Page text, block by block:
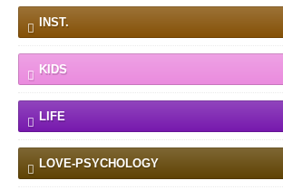
INST.
KIDS
LIFE
LOVE-PSYCHOLOGY